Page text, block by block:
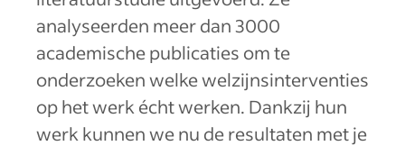
analyseerden meer dan 3000
academische publicaties om te
onderzoeken welke welzijnsinterventies
op het werk écht werken. Dankzij hun
werk kunnen we nu de resultaten met je